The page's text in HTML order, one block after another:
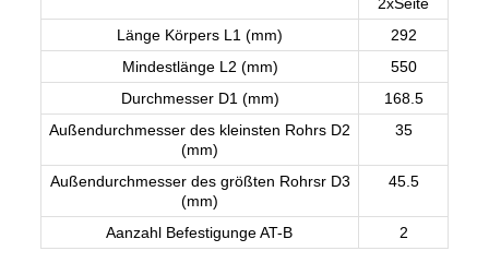
2xSeite
Länge Körpers L1 (mm)
292
Mindestlänge L2 (mm)
550
Durchmesser D1 (mm)
168.5
Außendurchmesser des kleinsten Rohrs D2
(mm)
35
Außendurchmesser des größten Rohrsr D3
(mm)
45.5
Aanzahl Befestigunge AT-B 2